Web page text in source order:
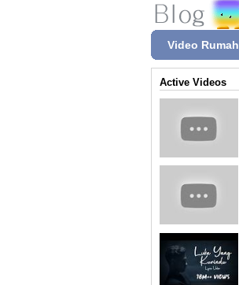
Video Rumah
Active Videos